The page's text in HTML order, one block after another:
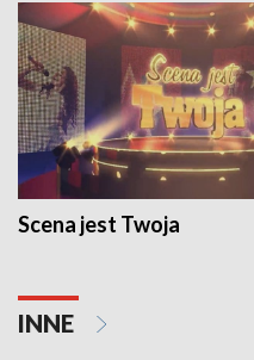
Scena jest Twoja
INNE